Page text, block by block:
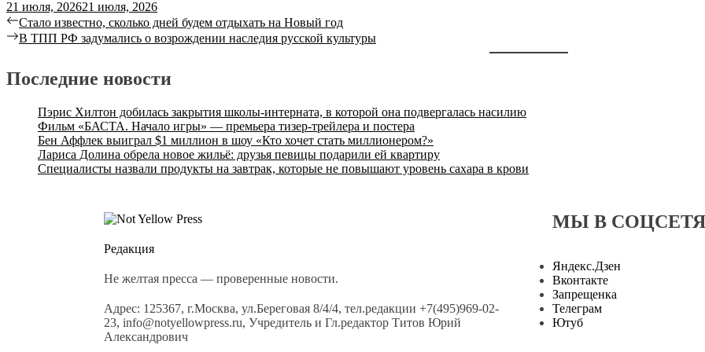
21 июля, 202621 июля, 2026
Стало известно, сколько дней будем отдыхать на Новый год
В ТПП РФ задумались о возрождении наследия русской культуры
Последние новости
Пэрис Хилтон добилась закрытия школы-интерната, в которой она подвергалась насилию
Фильм «БАСТА. Начало игры» — премьера тизер-трейлера и постера
Бен Аффлек выиграл $1 миллион в шоу «Кто хочет стать миллионером?»
Лариса Долина обрела новое жильё: друзья певицы подарили ей квартиру
Специалисты назвали продукты на завтрак, которые не повышают уровень сахара в крови
Редакция
Не желтая пресса — проверенные новости.
Адрес: 125367, г.Москва, ул.Береговая 8/4/4, тел.редакции +7(495)969-02-
23, info@notyellowpress.ru, Учредитель и Гл.редактор Титов Юрий
Александрович
МЫ В
Яндекс.Дзен
Вконтакте
Запрещенка
Телеграм
Ютуб